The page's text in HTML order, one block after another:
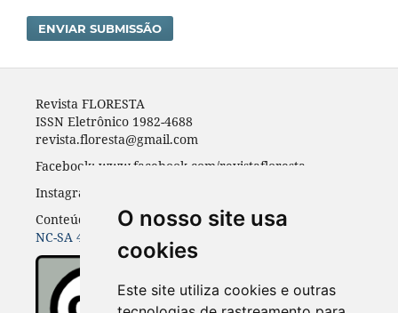
O nosso site usa
cookies
Este site utiliza cookies e outras
ENVIAR SUBMISSÃO
Revista FLORESTA
ISSN Eletrônico 1982-4688
revista.floresta@gmail.com
Facebook: www.facebook.com/revistafloresta
Instagran: revista_floresta
Conteúdos do periódico licenciados sob uma
NC-SA 4.0